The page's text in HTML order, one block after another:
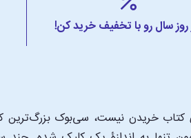
سال رو با تخفیف خرید کن!
کتاب خریدن نیست، سی‌بوک بزرگ‌ترین